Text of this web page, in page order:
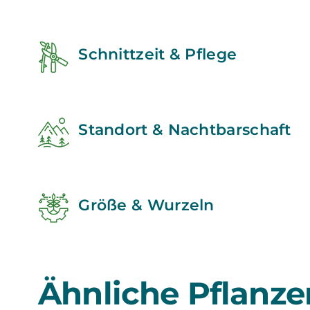
Schnittzeit & Pflege
Standort & Nachtbarschaft
Größe & Wurzeln
Ähnliche